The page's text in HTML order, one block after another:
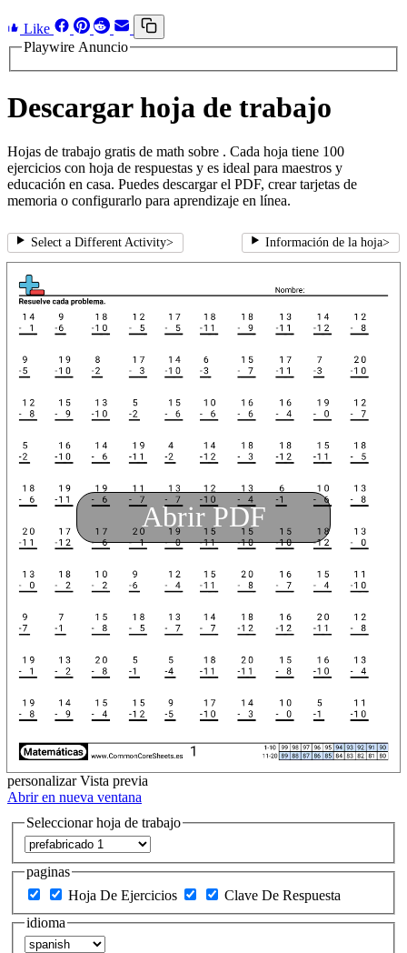
Like
Playwire Anuncio
Descargar hoja de trabajo
Hojas de trabajo gratis de math sobre . Cada hoja tiene 100
ejercicios con hoja de respuestas y es ideal para maestros y
educación en casa. Puedes descargar el PDF, crear tarjetas de
memoria o configurarlo para aprendizaje en línea.
Select a Different Activity> Información de la hoja>
Abrir PDF
personalizar Vista previa
Abrir en nueva ventana
Seleccionar hoja de trabajo
paginas
Hoja De Ejercicios
Clave De Respuesta
idioma